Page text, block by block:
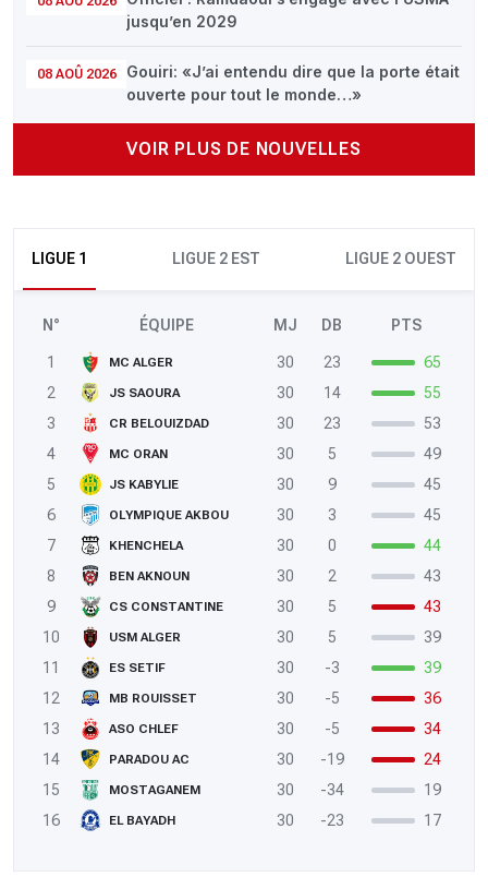
jusqu’en 2029
08 AOÛ 2026
Gouiri: «J’ai entendu dire que la porte était
ouverte pour tout le monde…»
VOIR PLUS DE NOUVELLES
LIGUE 1 LIGUE 2 EST LIGUE 2 OUEST
N° ÉQUIPE MJ DB PTS
1 MC ALGER 30 23
65
2
JS SAOURA 30 14
55
3
CR BELOUIZDAD 30 23
53
4
MC ORAN 30 5
49
5
JS KABYLIE 30 9
45
6
OLYMPIQUE AKBOU 30 3
45
7
KHENCHELA 30 0
44
8
BEN AKNOUN 30 2
43
9
CS CONSTANTINE 30 5
43
10
USM ALGER 30 5
39
11
ES SETIF 30 -3
39
12
MB ROUISSET 30 -5
36
13
ASO CHLEF 30 -5
34
14
PARADOU AC 30 -19
24
15
MOSTAGANEM 30 -34
19
16
EL BAYADH 30 -23 17